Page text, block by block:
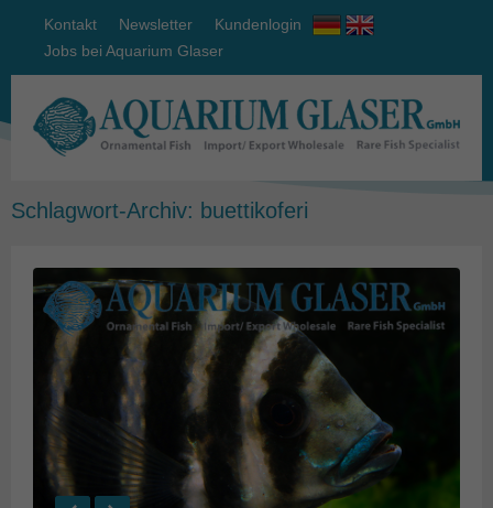
Kontakt Newsletter
Kundenlogin
Jobs bei Aquarium Glaser
Schlagwort-Archiv: buettikoferi